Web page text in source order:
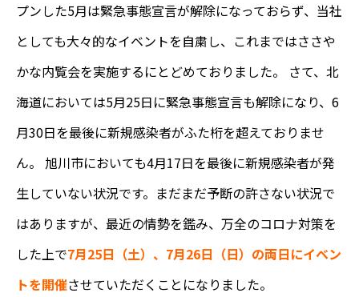
プンした5月は緊急事態宣言が解除になっておらず、当社
としても大々的なイベントを自粛し、これまではささや
かな内覧会を実施するにとどめておりました。 さて、北
海道においては5月25日に緊急事態宣言も解除になり、6
月30日を最後に新規感染者がふた桁を超えておりませ
ん。 旭川市においても4月17日を最後に新規感染者が発
生していない状況です。まだまだ予断の許さない状況で
はありますが、最近の情勢を鑑み、万全のコロナ対策を
した上で7月25日（土）、7月26日（日）の両日にイベン
トを開催させていただくことになりました。